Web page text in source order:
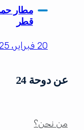
مطار
قطر
20 فبراير، 2025
عن دوحة 24
من نحن؟